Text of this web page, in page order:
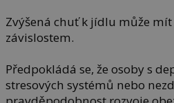
Zvýšená chuť k jídlu může
závislostem.
Předpokládá se, že osoby s
stresových systémů nebo